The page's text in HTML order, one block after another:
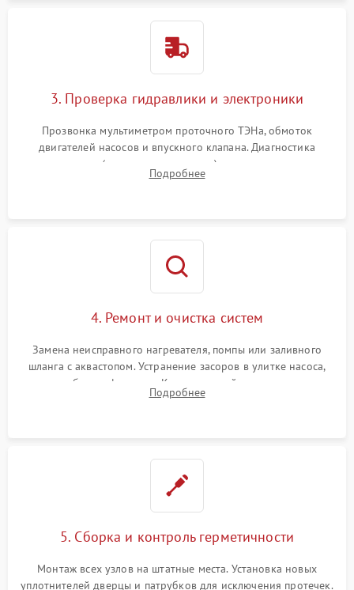
3. Проверка гидравлики и электроники
Прозвонка мультиметром проточного ТЭНа, обмоток
двигателей насосов и впускного клапана. Диагностика
прессостата (датчика уровня воды), датчика мутности,
концевика дверцы и электронного модуля управления.
Подробнее
4. Ремонт и очистка систем
Замена неисправного нагревателя, помпы или заливного
шланга с аквастопом. Устранение засоров в улитке насоса,
патрубках и фильтрах. Компонентный ремонт платы
управления, восстановление поврежденной проводки.
Подробнее
5. Сборка и контроль герметичности
Монтаж всех узлов на штатные места. Установка новых
уплотнителей дверцы и патрубков для исключения протечек.